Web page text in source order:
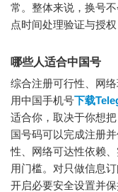
常。整体来说，换号
点时间处理验证与授
哪些人适合中国号
综合注册可行性、网
用中国手机号下载
适合你，取决于你想
国号码可以完成注册
性、网络可达性依赖
用门槛。对只做信息
开启必要安全设置并